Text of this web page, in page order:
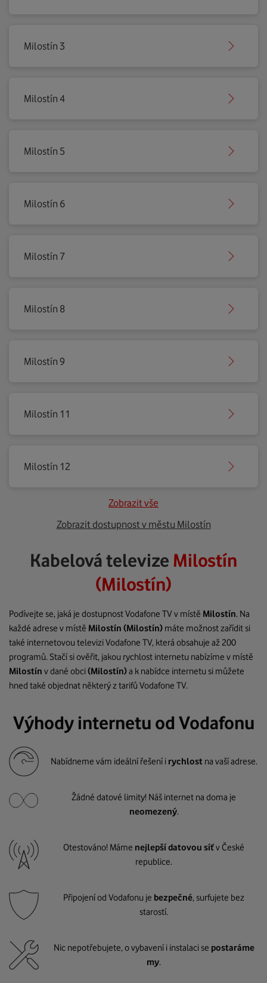
Milostín 3
Milostín 4
Milostín 5
Milostín 6
Milostín 7
Milostín 8
Milostín 9
Milostín 11
Milostín 12
Zobrazit vše
Zobrazit dostupnost v městu Milostín
Kabelová televize Milostín
(Milostín)
Podívejte se, jaká je dostupnost Vodafone TV v místě Milostín. Na
každé adrese v místě Milostín (Milostín) máte možnost zařídit si
také internetovou televizi Vodafone TV, která obsahuje až 200
programů. Stačí si ověřit, jakou rychlost internetu nabízíme v místě
Milostín v dané obci(Milostín)a k nabídce internetu si můžete
hned také objednat některý z tarifů Vodafone TV.
Výhody internetu od Vodafonu
Nabídneme vám ideální řešení i rychlost na vaší adrese.
Žádné datové limity! Náš internet na doma je
neomezený.
Otestováno! Máme nejlepší datovou síťv České
republice.
Připojení od Vodafonu je bezpečné, surfujete bez
starostí.
Nic nepotřebujete, o vybavení i instalaci se postaráme
my.